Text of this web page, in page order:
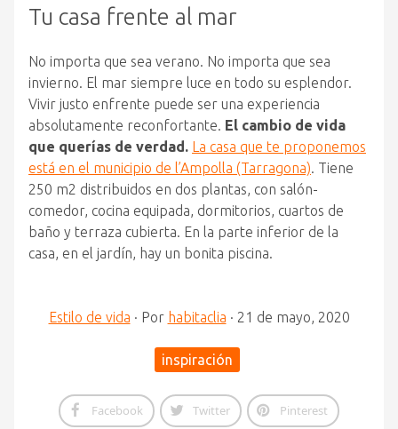
Tu casa frente al mar
No importa que sea verano. No importa que sea
invierno. El mar siempre luce en todo su esplendor.
Vivir justo enfrente puede ser una experiencia
absolutamente reconfortante. El cambio de vida
que querías de verdad.
La casa que te proponemos
está en el municipio de l’Ampolla (Tarragona). Tiene
250 m2 distribuidos en dos plantas, con salón-
comedor, cocina equipada, dormitorios, cuartos de
baño y terraza cubierta. En la parte inferior de la
casa, en el jardín, hay un bonita piscina.
Estilo de vida · Por habitaclia · 21 de mayo, 2020
inspiración
Facebook Twitter Pinterest